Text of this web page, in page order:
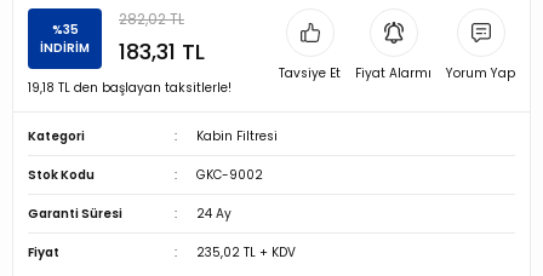
%35
İNDİRİM
282,02 TL
183,31 TL
19,18 TL den başlayan taksitlerle!
Tavsiye Et Fiyat Alarmı Yorum Yap
Kategori Kabin Filtresi
Stok Kodu GKC-9002
Garanti Süresi 24 Ay
Fiyat 235,02 TL + KDV